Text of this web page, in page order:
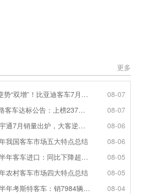
更多
淡季实现逆势“双增”！比亚迪客车7月热销620辆创新高
08-07
第90批公路客车达标公告：上榜237款创次高，混动\燃料电池缺席
08-07
2925辆！宇通7月销量出炉，大客逆势走强筑牢基本盘
08-06
我国客车市场五大特点总结
08-06
2026年上半年客车进口：同比下降超4成，轻客主体地位凸显
08-05
农村客车市场四大特点总结
08-05
2026年上半年考斯特客车：销7984辆 6米领涨领跑 电动化提速
08-04